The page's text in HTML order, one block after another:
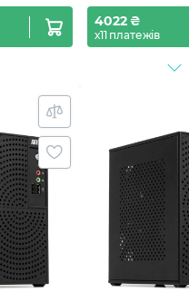
4022 ₴
х11 платежів